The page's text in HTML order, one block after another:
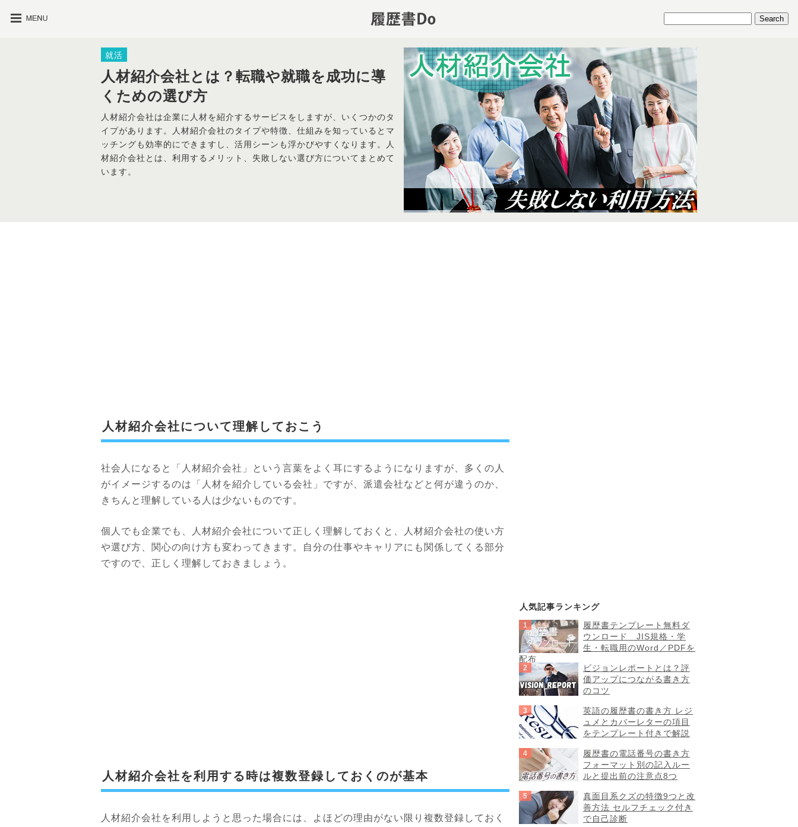
就活
人材紹介会社とは？転職や就職を成功に導
くための選び方
人材紹介会社は企業に人材を紹介するサービスをしますが、いくつかのタ
イプがあります。人材紹介会社のタイプや特徴、仕組みを知っているとマ
ッチングも効率的にできますし、活用シーンも浮かびやすくなります。人
材紹介会社とは、利用するメリット、失敗しない選び方についてまとめて
います。
人材紹介会社について理解しておこう
社会人になると「人材紹介会社」という言葉をよく耳にするようになりますが、多くの人
がイメージするのは「人材を紹介している会社」ですが、派遣会社などと何が違うのか、
きちんと理解している人は少ないものです。
個人でも企業でも、人材紹介会社について正しく理解しておくと、人材紹介会社の使い方
や選び方、関心の向け方も変わってきます。自分の仕事やキャリアにも関係してくる部分
ですので、正しく理解しておきましょう。
人材紹介会社を利用する時は複数登録しておくのが基本
人材紹介会社を利用しようと思った場合には、よほどの理由がない限り複数登録しておく
人気記事ランキング
履歴書テンプレート無料ダ
ウンロード JIS規格・学
生・転職用のWord／PDFを
配布
ビジョンレポートとは？評
価アップにつながる書き方
のコツ
英語の履歴書の書き方 レジ
ュメとカバーレターの項目
をテンプレート付きで解説
履歴書の電話番号の書き方
フォーマット別の記入ルー
ルと提出前の注意点8つ
真面目系クズの特徴9つと改
善方法 セルフチェック付き
で自己診断